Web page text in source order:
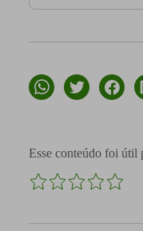
Esse conteúdo foi útil